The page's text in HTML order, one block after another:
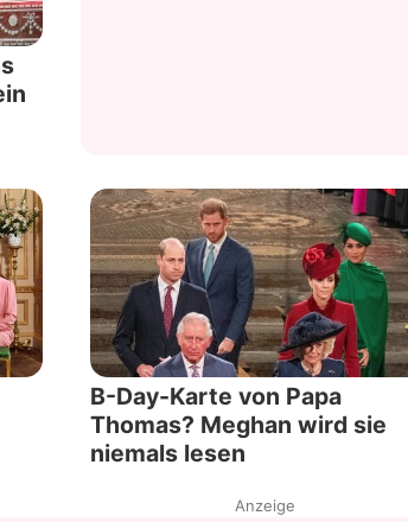
B-Day-Karte von Papa
Thomas? Meghan wird sie
niemals lesen
Anzeige